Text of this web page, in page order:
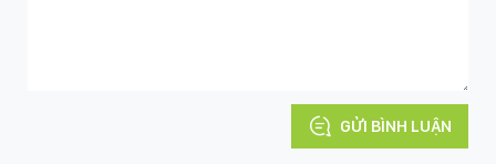
GỬI BÌNH LUẬN